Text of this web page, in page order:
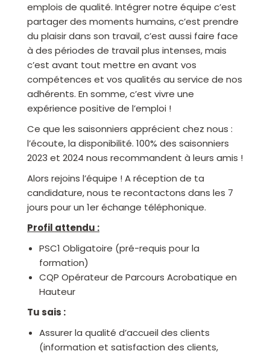
emplois de qualité. Intégrer notre équipe c’est
partager des moments humains, c’est prendre
du plaisir dans son travail, c’est aussi faire face
à des périodes de travail plus intenses, mais
c’est avant tout mettre en avant vos
compétences et vos qualités au service de nos
adhérents. En somme, c’est vivre une
expérience positive de l’emploi !
Ce que les saisonniers apprécient chez nous :
l’écoute, la disponibilité. 100% des saisonniers
2023 et 2024 nous recommandent à leurs amis !
Alors rejoins l’équipe ! A réception de ta
candidature, nous te recontactons dans les 7
jours pour un 1er échange téléphonique.
Profil attendu :
PSC1 Obligatoire (pré-requis pour la
formation)
CQP Opérateur de Parcours Acrobatique en
Hauteur
Tu sais :
Assurer la qualité d’accueil des clients
(information et satisfaction des clients,